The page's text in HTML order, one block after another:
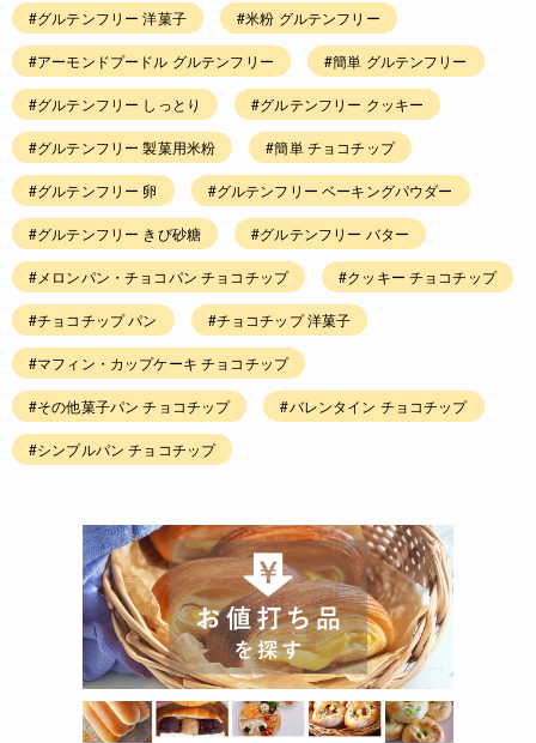
#グルテンフリー 洋菓子 #米粉 グルテンフリー
#アーモンドプードル グルテンフリー #簡単 グルテンフリー
#グルテンフリー しっとり #グルテンフリー クッキー
#グルテンフリー 製菓用米粉 #簡単 チョコチップ
#グルテンフリー 卵 #グルテンフリー ベーキングパウダー
#グルテンフリー きび砂糖 #グルテンフリー バター
#メロンパン・チョコパン チョコチップ #クッキー チョコチップ
#チョコチップ パン #チョコチップ 洋菓子
#マフィン・カップケーキ チョコチップ
#その他菓子パン チョコチップ #バレンタイン チョコチップ
#シンプルパン チョコチップ